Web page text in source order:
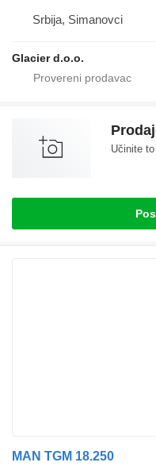
Srbija, Simanovci
Glacier d.o.o.
Učinite
MAN TGM 18.250